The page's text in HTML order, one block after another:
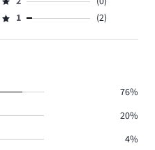
19.
hlasov
3,
počet
Hodnotenie
2,
Hodnotenie
1,
1 (2)
76%
20%
4%